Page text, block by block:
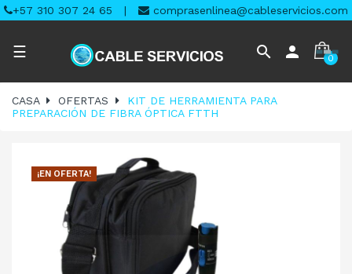
+57 310 307 24 65 | comprasenlinea@cableservicios.com
Navegación
palanca
☰ search person 0
CASA OFERTAS
KIT DE HERRAMIENTA PARA
PREPARACIÓN DE FIBRA ÓPTICA FTTH
¡EN OFERTA!